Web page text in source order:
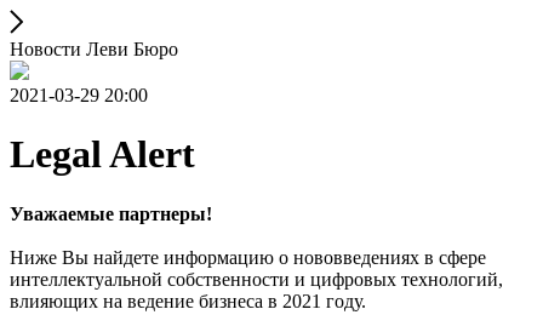
Новости Леви Бюро
2021-03-29 20:00
Legal Alert
Уважаемые партнеры!
Ниже Вы найдете информацию о нововведениях в сфере
интеллектуальной собственности и цифровых технологий,
влияющих на ведение бизнеса в 2021 году.